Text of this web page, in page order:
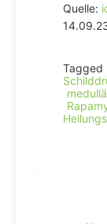
Quelle:
Tagged